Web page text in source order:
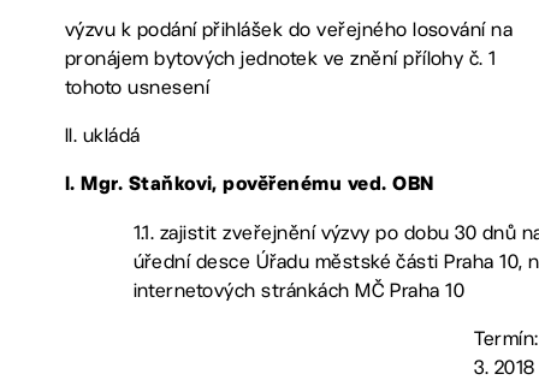
výzvu k podání přihlášek do veřejného losování na
pronájem bytových jednotek ve znění přílohy č. 1
tohoto usnesení
II. ukládá
l. Mgr. Staňkovi, pověřenému ved. OBN
1.1. zajistit zveřejnění výzvy po dobu 30 dnů
úřední desce Úřadu městské části Praha 10,
internetových stránkách MČ Praha 10
3. 2018